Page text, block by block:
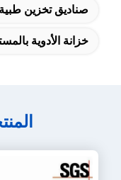
صناديق تخزين
خزانة الأدوية